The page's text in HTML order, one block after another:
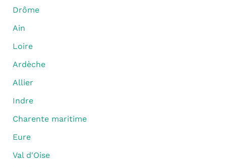
Drôme
Ain
Loire
Ardèche
Allier
Indre
Charente maritime
Eure
Val d'Oise